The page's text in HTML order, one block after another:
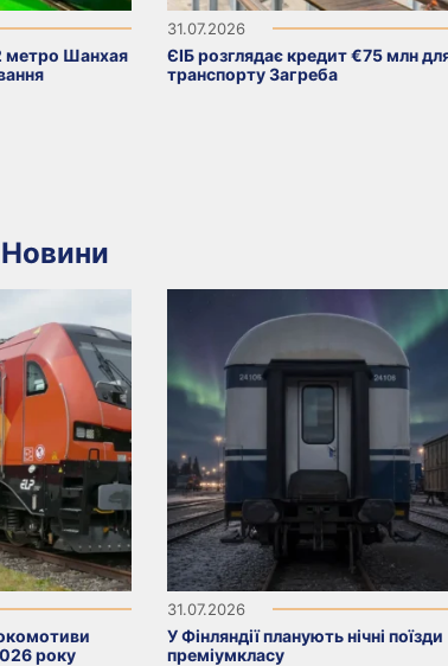
метро Шанхая
31.07.2026
ЄІБ розглядає кредит €75 млн
транспорту Загреба
року
31.07.2026
У Фінляндії планують нічні поїзди
преміумкласу